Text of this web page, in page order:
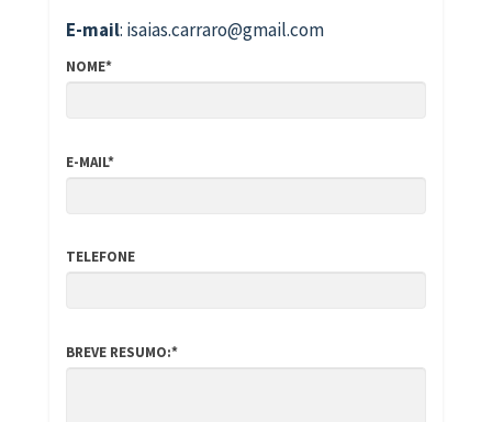
E-mail: isaias.carraro@gmail.com
NOME*
E-MAIL*
TELEFONE
BREVE RESUMO:*